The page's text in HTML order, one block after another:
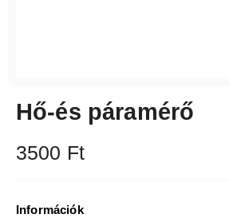
Hő-és páramérő
3500 Ft
Információk